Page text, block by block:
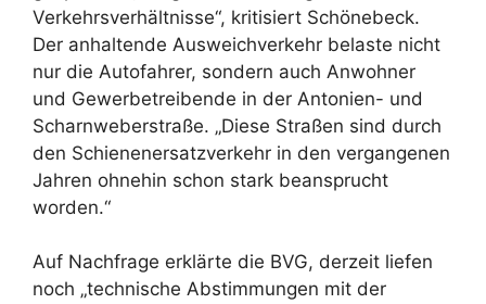
Verkehrsverhältnisse“, kritisiert Schönebeck.
Der anhaltende Ausweichverkehr belaste nicht
nur die Autofahrer, sondern auch Anwohner
und Gewerbetreibende in der Antonien- und
Scharnweberstraße. „Diese Straßen sind durch
den Schienenersatzverkehr in den vergangenen
Jahren ohnehin schon stark beansprucht
worden.“
Auf Nachfrage erklärte die BVG, derzeit liefen
noch „technische Abstimmungen mit der